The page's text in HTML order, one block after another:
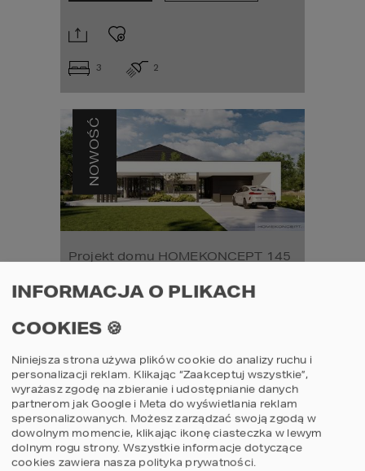
3 2
NOWOŚĆ
Projekt domu HOMEKONCEPT 145
POWIERZCHNIA DOMU 115,64
3 2 1
INFORMACJA O PLIKACH
COOKIES 🍪
Niniejsza strona używa plików cookie do analizy ruchu i
personalizacji reklam. Klikając “Zaakceptuj wszystkie”,
wyrażasz zgodę na zbieranie i udostępnianie danych
partnerom jak Google i Meta do wyświetlania reklam
spersonalizowanych. Możesz zarządzać swoją zgodą w
dowolnym momencie, klikając ikonę ciasteczka w lewym
dolnym rogu strony. Wszystkie informacje dotyczące
cookies zawiera nasza polityka prywatności.